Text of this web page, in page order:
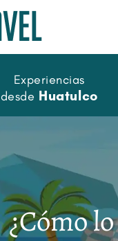
Experiencias
desde Huatulco
¿Cómo